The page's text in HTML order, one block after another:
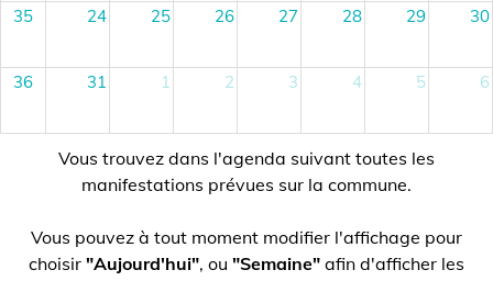
35 24 25 26 27 28 29 30
36 31 1 2 3 4 5 6
Vous trouvez dans l'agenda suivant toutes les
manifestations prévues sur la commune.
Vous pouvez à tout moment modifier l'affichage pour
choisir "Aujourd'hui", ou "Semaine" afin d'afficher les